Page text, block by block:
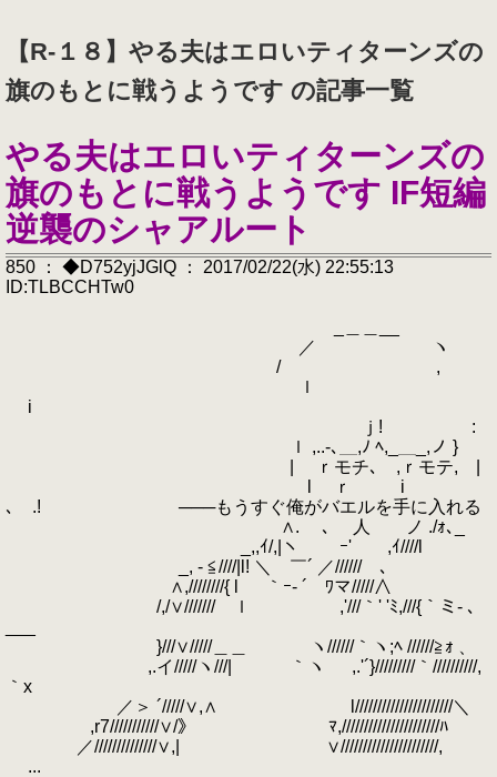
【R-１８】やる夫はエロいティターンズの
旗のもとに戦うようです の記事一覧
やる夫はエロいティターンズの
旗のもとに戦うようです IF短編
逆襲のシャアルート
850 ： ◆D752yjJGlQ ： 2017/02/22(水) 22:55:13
ID:TLBCCHTw0
／ ヽ
/ ,
ｌ
i
ｊ! :
ｌ ,..-､＿,ﾉ ﾍ,_＿_,ノ }
| ｒモチ､ ,ｒモテ, |
l ｒ i
､ .! ───もうすぐ俺がバエルを手に入れる
∧. ゝ､ 人 ノ ./ｫ､_
_,,ｲ/,|ヽ ￣ ｰ'￣ ,ｲ////l
_, - ≦////|l! ＼ ￣´ ／//////ゝ､
∧,////////{ l ｀ｰ‐ ´ ﾜマ/////∧
/,/∨/////// ｌ ,'///｀' 'ﾐ,///{｀ミ- ､
}///∨/////＿＿ ヽ//////｀ヽ;ﾍ //////≧ｫ 、
,.イ/////ヽ///| ｀ヽ ,.'´}/////////｀//////////,
｀x
／＞ ´/////∨,∧ l//////////////////////＼
,r7///////////∨/》 ﾏ,//////////////////////ﾊ
／//////////////∨,| ∨//////////////////////,
...